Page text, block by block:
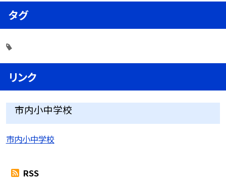
タグ
リンク
市内小中学校
市内小中学校
RSS